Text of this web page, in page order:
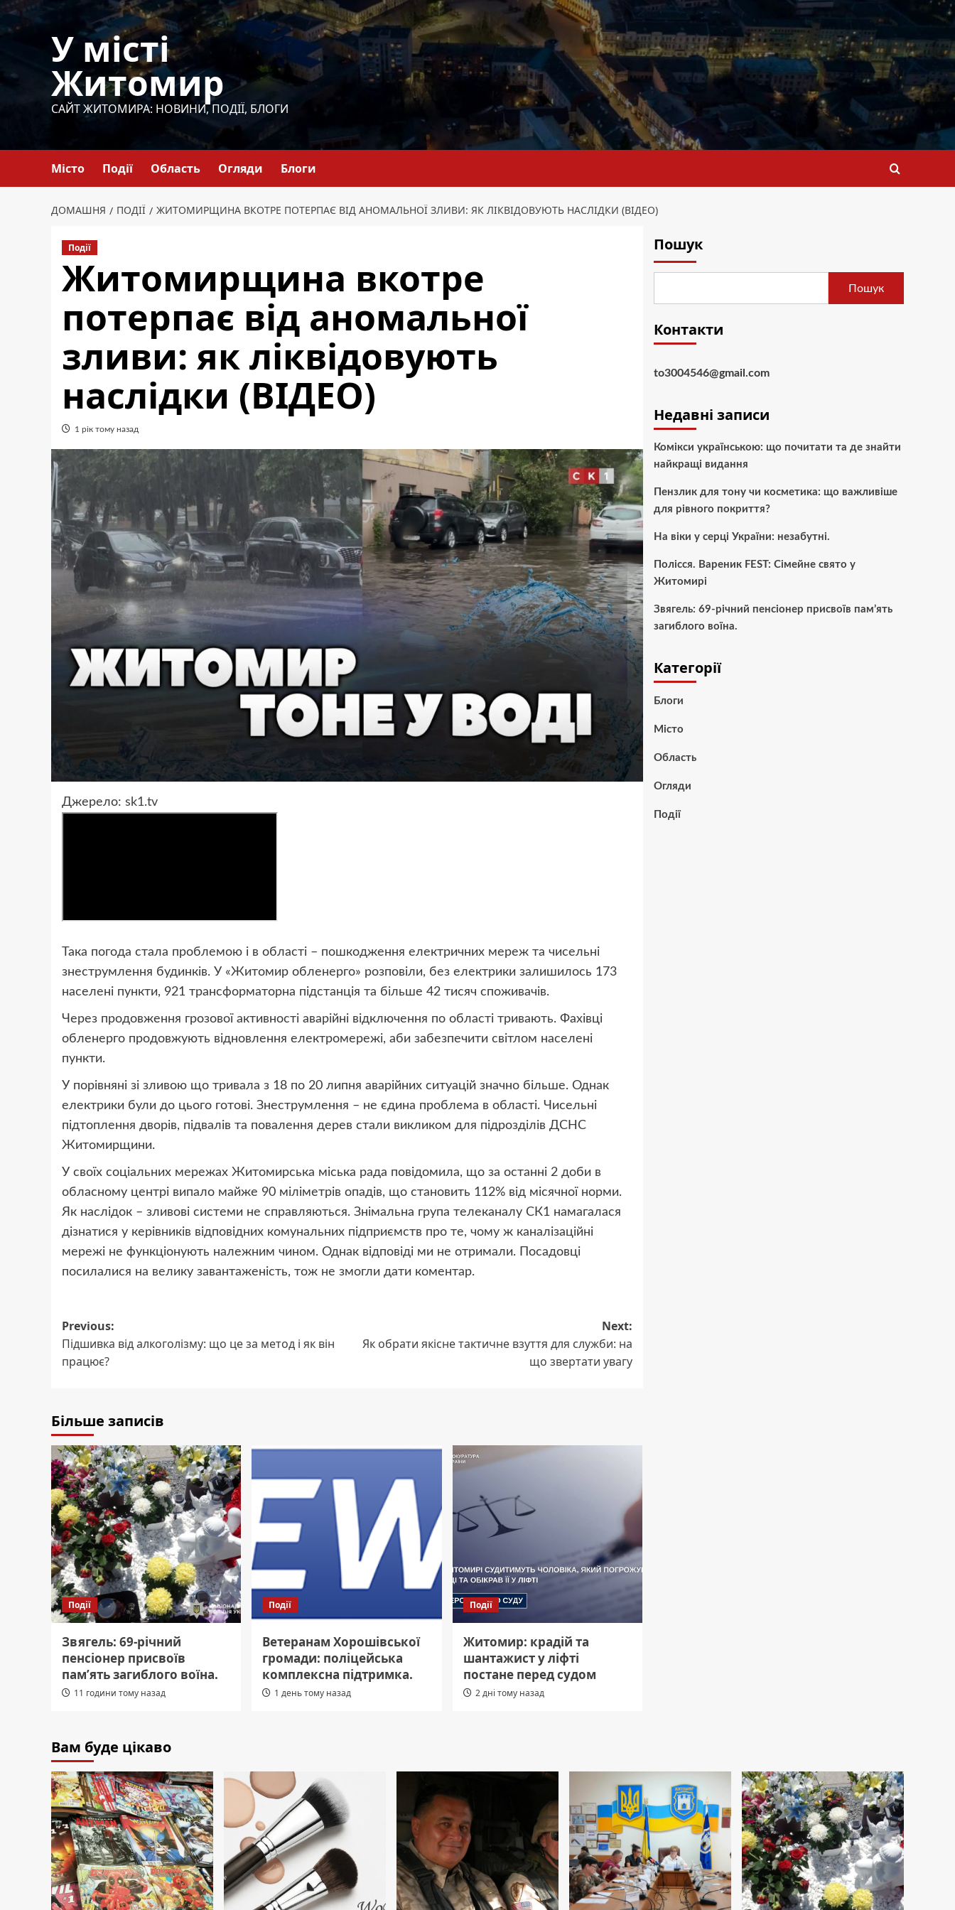
Перейти
У місті
Житомир
САЙТ ЖИТОМИРА: НОВИНИ, ПОДІЇ, БЛОГИ
Місто Події Область Огляди Блоги
ДОМАШНЯ ПОДІЇ ЖИТОМИРЩИНА ВКОТРЕ ПОТЕРПАЄ ВІД АНОМАЛЬНОЇ ЗЛИВИ: ЯК ЛІКВІДОВУЮТЬ НАСЛІДКИ (ВІДЕО)
Події
Житомирщина вкотре
потерпає від аномальної
зливи: як ліквідовують
наслідки (ВІДЕО)
1 рік тому назад
Джерело: sk1.tv
Така погода стала проблемою і в області – пошкодження електричних мереж та чисельні
знеструмлення будинків. У «Житомир обленерго» розповіли, без електрики залишилось 173
населені пункти, 921 трансформаторна підстанція та більше 42 тисяч споживачів.
Через продовження грозової активності аварійні відключення по області тривають. Фахівці
обленерго продовжують відновлення електромережі, аби забезпечити світлом населені
пункти.
У порівняні зі зливою що тривала з 18 по 20 липня аварійних ситуацій значно більше. Однак
електрики були до цього готові. Знеструмлення – не єдина проблема в області. Чисельні
підтоплення дворів, підвалів та повалення дерев стали викликом для підрозділів ДСНС
Житомирщини.
У своїх соціальних мережах Житомирська міська рада повідомила, що за останні 2 доби в
обласному центрі випало майже 90 міліметрів опадів, що становить 112% від місячної норми.
Як наслідок – зливові системи не справляються. Знімальна група телеканалу СК1 намагалася
дізнатися у керівників відповідних комунальних підприємств про те, чому ж каналізаційні
мережі не функціонують належним чином. Однак відповіді ми не отримали. Посадовці
посилалися на велику завантаженість, тож не змогли дати коментар.
Post
navigation
Previous:
Підшивка від алкоголізму: що це за метод і як він
працює?
Next:
Як обрати якісне тактичне взуття для служби: на
що звертати увагу
Більше записів
Події
Звягель: 69-річний
пенсіонер присвоїв
пам’ять загиблого воїна.
11 години тому назад
Події
Ветеранам Хорошівської
громади: поліцейська
комплексна підтримка.
1 день тому назад
Події
Житомир: крадій та
шантажист у ліфті
постане перед судом
2 дні тому назад
Пошук
Пошук
Контакти
to3004546@gmail.com
Недавні записи
Комікси українською: що почитати та де знайти
найкращі видання
Пензлик для тону чи косметика: що важливіше
для рівного покриття?
На віки у серці України: незабутні.
Полісся. Вареник FEST: Сімейне свято у
Житомирі
Звягель: 69-річний пенсіонер присвоїв пам’ять
загиблого воїна.
Категорії
Блоги
Місто
Область
Огляди
Події
Вам буде цікаво